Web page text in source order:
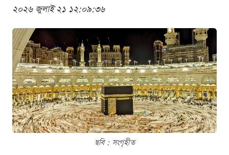
২০২৬ জুলাই ২১ ১২:০৯:৩৬
ছবি : সংগৃহীত